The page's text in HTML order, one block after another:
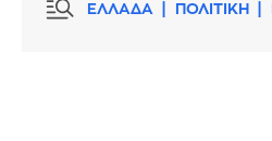
ΕΛΛΑΔΑ ΠΟΛΙΤΙΚΗ